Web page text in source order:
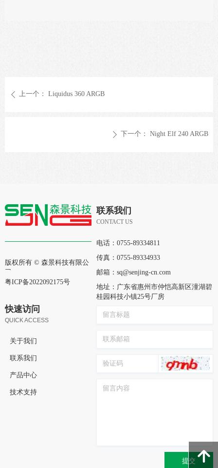
ꄴ 上一个： Liquidus 360 ARGB
ꄲ 下一个： Night Elf 240 ARGB
电话：0755-89334811
传真：0755-89334933
邮箱：sq@senjing-cn.com
地址： 广东省惠州市仲恺高新区潼湖碧
桂园科技小镇25号厂房
联系我们
CONTACT US
关于我们
联系我们
产品中心
技术支持
快速访问
QUICK ACCESS
版权所有 © 森景科技有限公
司
粤ICP备2022092175号
提交녕